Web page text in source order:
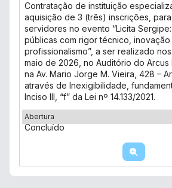
Contratação de instituição
aquisição de 3 (três) inscrições,
servidores no evento “Licita
públicas com rigor técnico, inovação
profissionalismo”, a ser realizado
maio de 2026, no Auditório do
na Av. Mario Jorge M. Vieira, 428 –
através de Inexigibilidade,
Inciso III, “f” da Lei nº 14.133/2021.
Abertura
Concluído